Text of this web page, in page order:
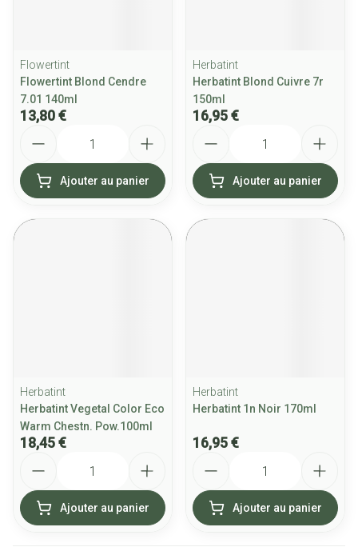
Flowertint
Flowertint Blond Cendre
7.01 140ml
13,80 €
Ajouter au panier
Herbatint
Herbatint Blond Cuivre 7r
150ml
16,95 €
Ajouter au panier
Herbatint
Herbatint Vegetal Color Eco
Warm Chestn. Pow.100ml
18,45 €
Ajouter au panier
Herbatint
Herbatint 1n Noir 170ml
16,95 €
Ajouter au panier